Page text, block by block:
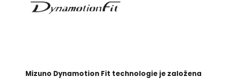
Mizuno Dynamotion Fit technologie je založena